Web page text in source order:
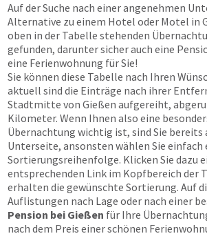
Auf der Suche nach einer angenehmen
Alternative zu einem Hotel oder Motel in
oben in der Tabelle stehenden
gefunden, darunter sicher auch eine
eine Ferienwohnung für Sie!
Sie können diese Tabelle nach Ihren
aktuell sind die Einträge nach ihrer
Stadtmitte von Gießen aufgereiht,
Kilometer. Wenn Ihnen also eine
Übernachtung wichtig ist, sind Sie bereits
Unterseite, ansonsten wählen Sie einfach
Sortierungsreihenfolge. Klicken Sie dazu
entsprechenden Link im Kopfbereich der
erhalten die gewünschte Sortierung. Auf
Auflistungen nach Lage oder nach einer
Pension bei Gießen für Ihre
nach dem Preis einer schönen